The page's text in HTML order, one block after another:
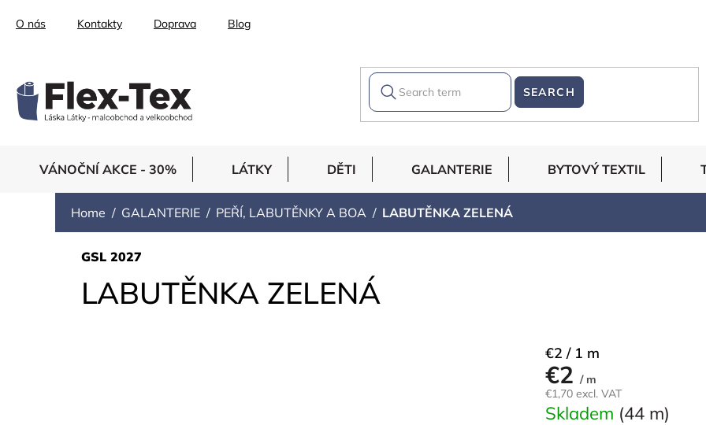
O nás Kontakty Doprava Blog
SEARCH
VÁNOČNÍ AKCE - 30% LÁTKY DĚTI GALANTERIE BYTOVÝ TEXTIL
Home GALANTERIE PEŘÍ, LABUTĚNKY A BOA LABUTĚNKA ZELENÁ
LABUTĚNKA ZELENÁ
GSL 2027
€2 / m
€1,70 excl. VAT
Measure
price:
€2 / 1 m
Skladem (44 m)